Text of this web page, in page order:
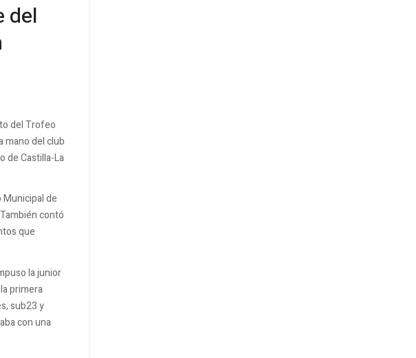
del
del Trofeo
mano del club
de Castilla-La
de
contó
que
la junior
primera
sub23 y
con una